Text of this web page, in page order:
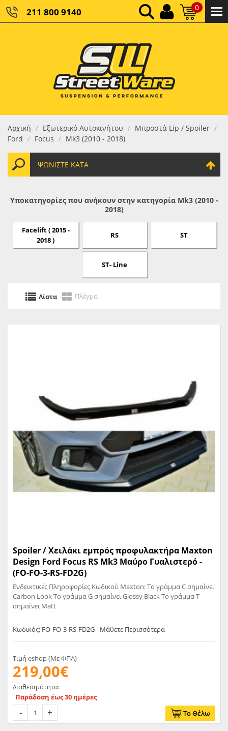
211 800 9140 0
ΚΑΘΑΡΌ ΣΎΝΟΛΟ:
ΤΕΛΙΚΌ ΣΎΝΟΛΟ:0,00 €
Αρχική / Εξωτερικό Αυτοκινήτου / Μπροστά Lip / Spoiler /
Ford / Focus / Mk3 (2010 - 2018)
ΨΩΝΊΣΤΕ ΚΑΤΆ
Υποκατηγορίες που ανήκουν στην κατηγορία Mk3 (2010 -
2018)
Facelift ( 2015 -
2018 )
RS ST
ST- Line
Λίστα Πλέγμα
Spoiler / Χειλάκι εμπρός προφυλακτήρα Maxton
Design Ford Focus RS Mk3 Μαύρο Γυαλιστερό -
(FO-FO-3-RS-FD2G)
Ενδεικτικές Πληροφορίες Κωδικού Maxton: Το γράμμα C σημαίνει
Carbon Look Το γράμμα G σημαίνει Glossy Black Το γράμμα T
σημαίνει Matt
Κωδικός: FO-FO-3-RS-FD2G - Μάθετε Περισσότερα
Τιμή eshop (Με ΦΠΑ)
219,00€
Διαθεσιμότητα:
Παράδοση έως 30 ημέρες
Το Θέλω